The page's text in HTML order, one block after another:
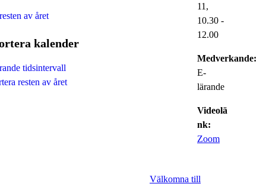
11,
10.30 -
12.00
Medverkande:
E-
lärande
Videolä
nk:
Zoom
Välkomna till
av året
kalender
tidsintervall
resten av året